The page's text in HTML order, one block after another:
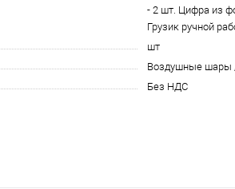
- 2 шт. Цифра из
Грузик ручной
шт
Воздушные шары
Без НДС